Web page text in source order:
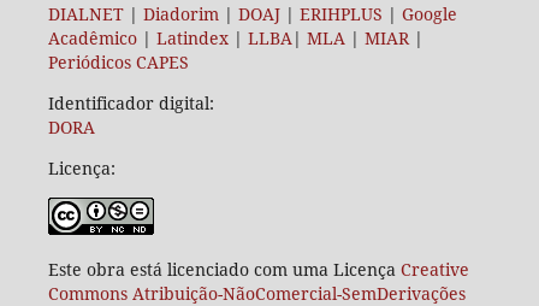
DIALNET| Diadorim | DOAJ| ERIHPLUS | Google
Acadêmico| Latindex| LLBA | MLA | MIAR |
Periódicos CAPES
Identificador digital:
DORA
Licença:
Este obra está licenciado com uma Licença Creative
Commons Atribuição-NãoComercial-SemDerivações